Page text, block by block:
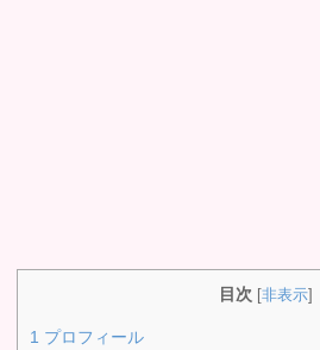
目次 [非表示]
1 プロフィール